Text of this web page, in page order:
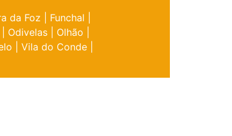
da Foz Funchal
Odivelas Olhão
Vila do Conde